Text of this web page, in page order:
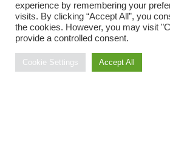
© EL CAMINANTE
experience by remembering your
visits. By clicking “Accept All”, you
the cookies. However, you may visit
provide a controlled consent.
Cookie Settings Accept All